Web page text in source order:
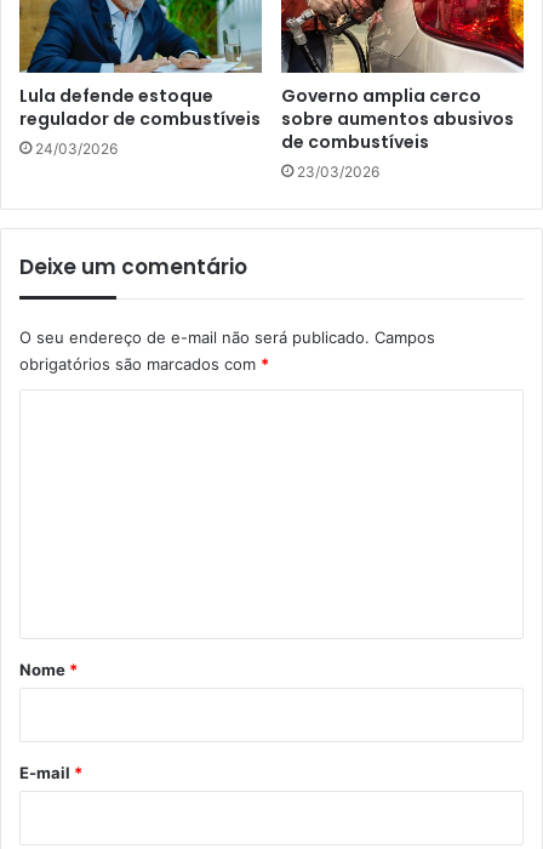
Lula defende estoque
regulador de combustíveis
24/03/2026
Governo amplia cerco
sobre aumentos abusivos
de combustíveis
23/03/2026
Deixe um comentário
O seu endereço de e-mail não será publicado. Campos
obrigatórios são marcados com *
r
*
Nome *
E-mail *